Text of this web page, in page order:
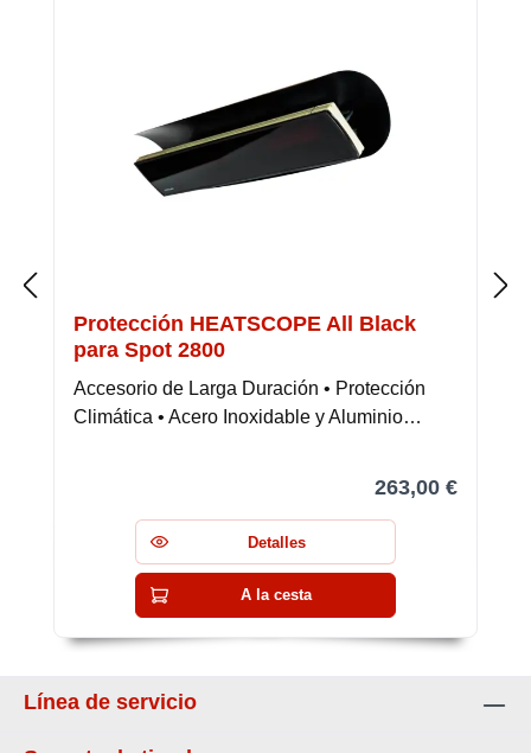
Protección HEATSCOPE All Black
para Spot 2800
Accesorio de Larga Duración • Protección
Climática • Acero Inoxidable y Aluminio…
263,00 €
Detalles
A la cesta
Línea de servicio